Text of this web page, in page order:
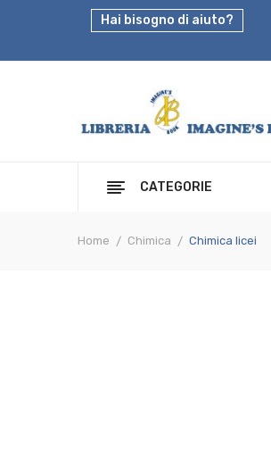
Hai bisogno di aiuto?
CATEGORIE
Home Chimica Chimica licei